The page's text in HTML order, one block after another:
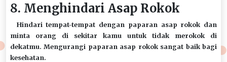
8. Menghindari Asap Rokok
Hindari tempat-tempat dengan paparan asap rokok dan
minta orang di sekitar kamu untuk tidak merokok di
dekatmu. Mengurangi paparan asap rokok sangat baik bagi
kesehatan.